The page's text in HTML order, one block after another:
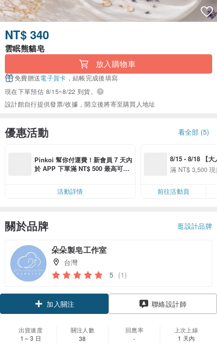
NT$ 340
雲眠熊貓皂
放入購物車
免費贈送電子賀卡 ，結帳完成後填寫
現在下單預估 8/15~8/22 到貨。
設計館自行提供發票/收據，開立後將寄至購買人地址
優惠活動 看全部 (5)
Pinkoi 幫你付運費！新會員 7 天內
於 APP 下單滿 NT$ 500 最高可折
活動詳情
8/15 - 8/18 【大
季】滿
滿 NT$ 3,500
前往活動頁
關於品牌 逛設計品牌
朵朵製皂工作室
台灣
5 (1)
加入關注
聯絡設計師
出貨速度
1～3 日
關注人數
38
回應率
-
上次上線
1 天內